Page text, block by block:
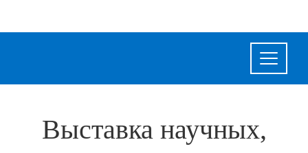
Выставка научных,